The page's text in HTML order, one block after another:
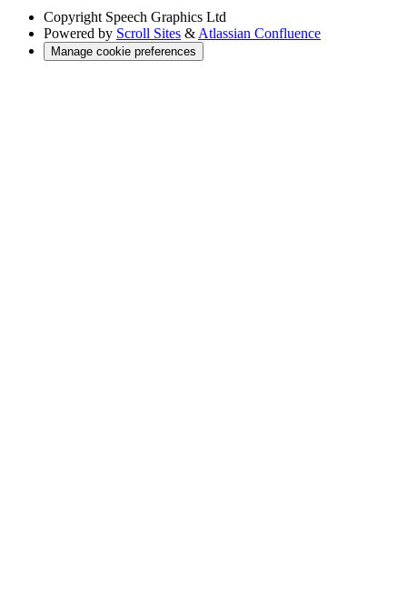
Copyright Speech Graphics Ltd
Powered by Scroll Sites & Atlassian Confluence
Manage cookie preferences